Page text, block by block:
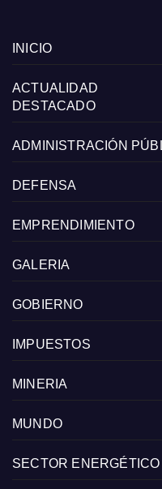
INICIO
ACTUALIDAD
DESTACADO
ADMINISTRACIÓN
DEFENSA
EMPRENDIMIENTO
GALERIA
GOBIERNO
IMPUESTOS
MINERIA
MUNDO
SECTOR ENERGÉTICO